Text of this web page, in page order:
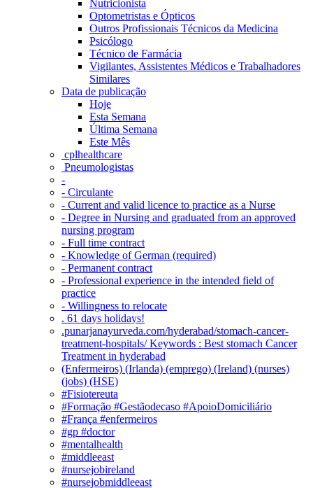
Nutricionista
Optometristas e Ópticos
Outros Profissionais Técnicos da Medicina
Psicólogo
Técnico de Farmácia
Vigilantes, Assistentes Médicos e Trabalhadores
Similares
Data de publicação
Hoje
Esta Semana
Última Semana
Este Mês
‎ cplhealthcare‬
Pneumologistas
-
- Circulante
- Current and valid licence to practice as a Nurse
- Degree in Nursing and graduated from an approved
nursing program
- Full time contract
- Knowledge of German (required)
- Permanent contract
- Professional experience in the intended field of
practice
- Willingness to relocate
. 61 days holidays!
.punarjanayurveda.com/hyderabad/stomach-cancer-
treatment-hospitals/ Keywords : Best stomach Cancer
Treatment in hyderabad
(Enfermeiros) (Irlanda) (emprego) (Ireland) (nurses)
(jobs) (HSE)
#Fisiotereuta
#Formação #Gestãodecaso #ApoioDomiciliário
#França #enfermeiros
#gp #doctor
#mentalhealth
#middleeast
#nursejobireland
#nursejobmiddleeast